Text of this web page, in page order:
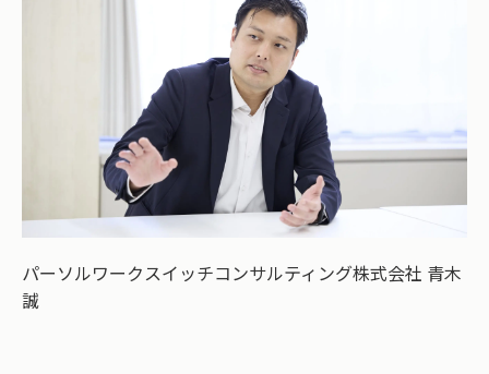
パーソルワークスイッチコンサルティング株式会社 青木
誠